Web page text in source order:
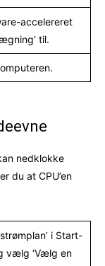
accelereret
til.
nedklokke
du at CPU’en
i Start-
vælg ‘Vælg en